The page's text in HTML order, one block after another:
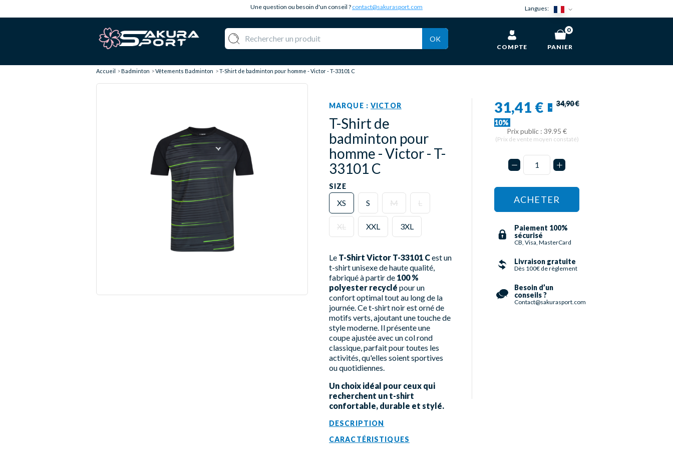
Une question ou besoin d'un conseil ? contact@sakurasport.com Langues:
OK
COMPTE PANIER
0
Accueil Badminton Vêtements Badminton T-Shirt de badminton pour homme - Victor - T-33101 C
MARQUE :VICTOR
T-Shirt de
badminton pour
homme - Victor - T-
33101 C
SIZE
XS S M L
XL XXL 3XL
Le T-Shirt Victor T-33101 Cest un
t-shirt unisexe de haute qualité,
fabriqué à partir de 100 %
polyester recyclé pour un
confort optimal tout au long de la
journée. Ce t-shirt noir est orné de
motifs verts, ajoutant une touche de
style moderne. Il présente une
coupe ajustée avec un col rond
classique, parfait pour toutes les
activités, qu'elles soient sportives
ou quotidiennes.
Un choix idéal pour ceux qui
recherchent un t-shirt
confortable, durable et stylé.
DESCRIPTION
CARACTÉRISTIQUES
31,41 €
-
10%
34,90 €
Prix public : 39.95 €
(Prix de vente moyen constaté)
ACHETER
Paiement 100%
sécurisé
CB, Visa, MasterCard
Livraison gratuite
Dès 100€ de règlement
Besoin d’un
conseils ?
Contact@sakurasport.com